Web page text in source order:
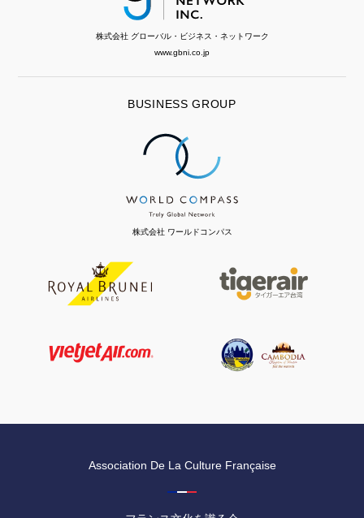
株式会社 グローバル・ビジネス・ネットワーク
www.gbni.co.jp
BUSINESS GROUP
株式会社 ワールドコンパス
Association De La Culture Française